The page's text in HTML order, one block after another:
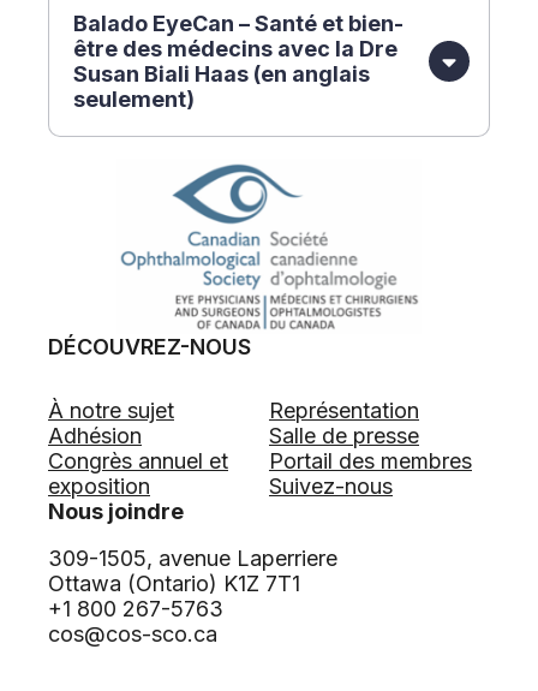
Balado EyeCan – Santé et bien-
être des médecins avec la Dre
Susan Biali Haas (en anglais
seulement)
DÉCOUVREZ-NOUS
À notre sujet
Adhésion
Congrès annuel et
exposition
Représentation
Salle de presse
Portail des membres
Suivez-nous
Nous joindre
309-1505, avenue Laperriere
Ottawa (Ontario) K1Z 7T1
+1 800 267-5763
cos@cos-sco.ca